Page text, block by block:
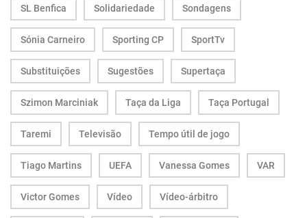
SL Benfica Solidariedade Sondagens
Sónia Carneiro Sporting CP SportTv
Substituições Sugestões Supertaça
Szimon Marciniak Taça da Liga Taça Portugal
Taremi Televisão Tempo útil de jogo
Tiago Martins UEFA Vanessa Gomes VAR
Victor Gomes Vídeo Vídeo-árbitro